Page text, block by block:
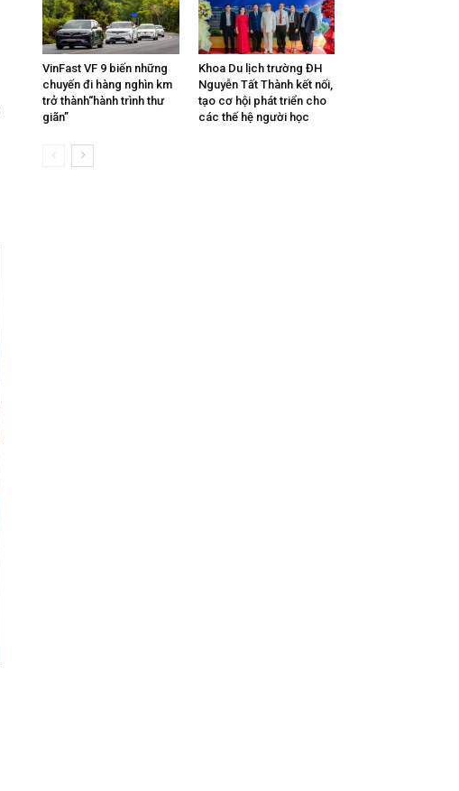
VinFast VF 9 biến những
chuyến đi hàng nghìn km
trở thành“hành trình thư
giãn”
Khoa Du lịch trường ĐH
Nguyễn Tất Thành kết nối,
tạo cơ hội phát triển cho
các thế hệ người học